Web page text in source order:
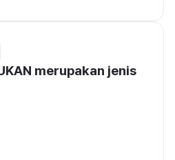
merupakan jenis